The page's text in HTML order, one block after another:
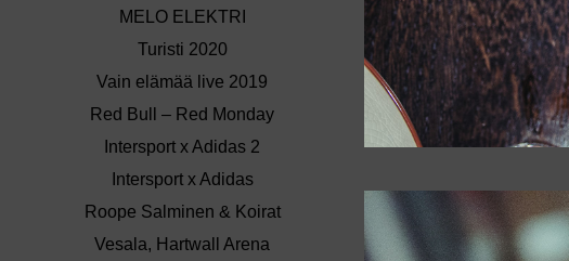
MELO ELEKTRI
Turisti 2020
Vain elämää live 2019
Red Bull – Red Monday
Intersport x Adidas 2
Intersport x Adidas
Roope Salminen & Koirat
Vesala, Hartwall Arena